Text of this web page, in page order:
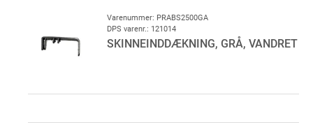
Varenummer: PRABS2500GA
DPS varenr.: 121014
SKINNEINDDÆKNING, GRÅ, VANDRET